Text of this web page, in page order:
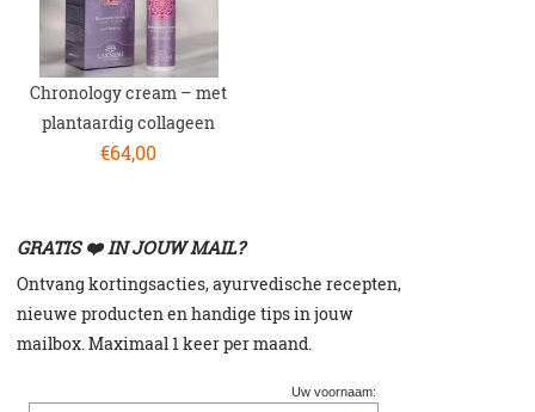
Chronology cream – met
plantaardig collageen
€64,00
GRATIS ❤️ IN JOUW MAIL?
Ontvang kortingsacties, ayurvedische recepten,
nieuwe producten en handige tips in jouw
mailbox. Maximaal 1 keer per maand.
Uw voornaam: